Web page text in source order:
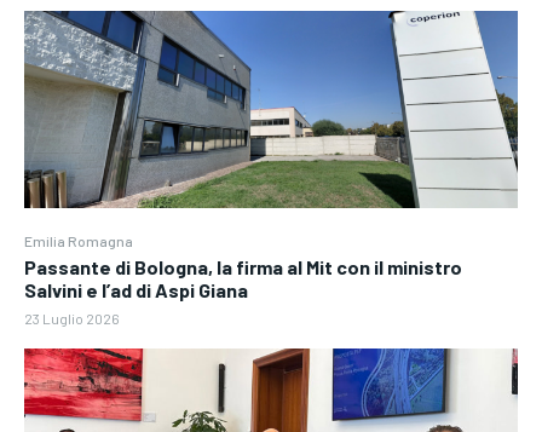
Emilia Romagna
Passante di Bologna, la firma al Mit con il ministro
Salvini e l’ad di Aspi Giana
23 Luglio 2026